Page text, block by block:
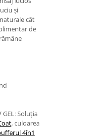
și
cât
de
Soluția
, culoarea
4în1